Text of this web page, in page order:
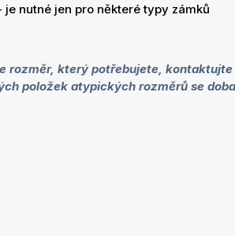
je nutné jen pro některé typy zámků
rozměr, který potřebujete, kontaktujte
položek atypických rozměrů se